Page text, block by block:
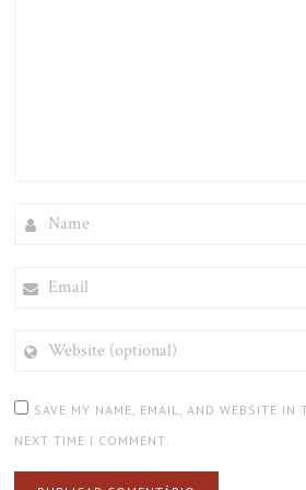
(OPTIONAL)
SAVE MY NAME, EMAIL, AND WEBSITE IN
NEXT TIME I COMMENT.